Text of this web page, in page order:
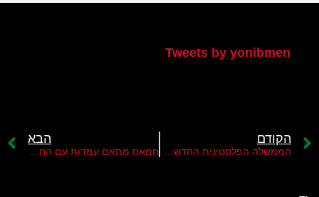
Tweets by yonibmen
הקודם הבא